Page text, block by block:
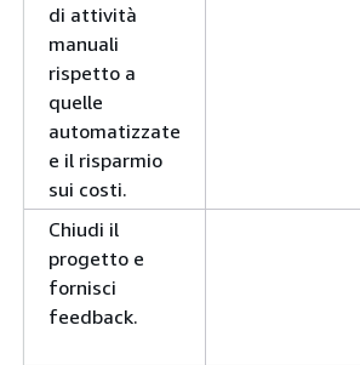
di attività
manuali
rispetto a
quelle
automatizzate
e il risparmio
sui costi.
Chiudi il
progetto e
fornisci
feedback.